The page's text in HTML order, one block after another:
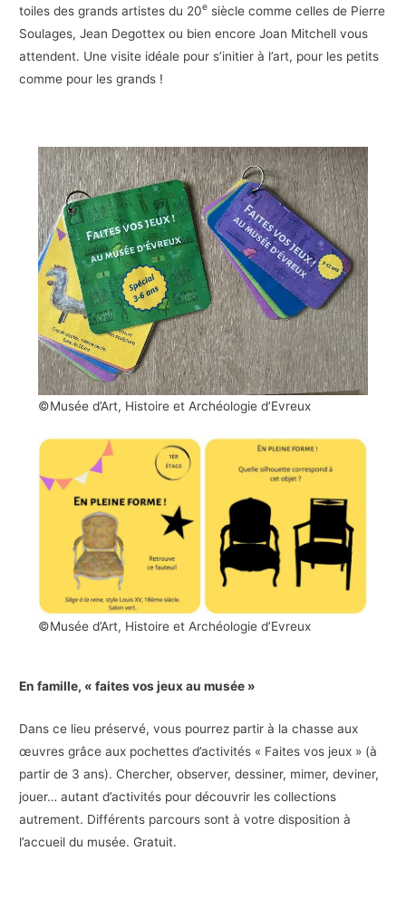
toiles des grands artistes du 20e siècle comme celles de Pierre
Soulages, Jean Degottex ou bien encore Joan Mitchell vous
attendent. Une visite idéale pour s’initier à l’art, pour les petits
comme pour les grands !
©Musée d’Art, Histoire et Archéologie d’Evreux
©Musée d’Art, Histoire et Archéologie d’Evreux
En famille, « faites vos jeux au musée »
Dans ce lieu préservé, vous pourrez partir à la chasse aux
œuvres grâce aux pochettes d’activités « Faites vos jeux » (à
partir de 3 ans). Chercher, observer, dessiner, mimer, deviner,
jouer… autant d’activités pour découvrir les collections
autrement. Différents parcours sont à votre disposition à
l’accueil du musée. Gratuit.